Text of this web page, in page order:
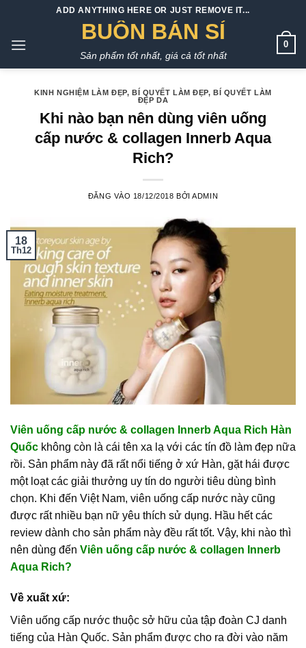
nội
ADD ANYTHING HERE OR JUST REMOVE IT...
BUÔN BÁN SỈ
Sản phẩm tốt nhất, giá cả tốt nhất
0
KINH NGHIỆM LÀM ĐẸP, BÍ QUYẾT LÀM ĐẸP,BÍ QUYẾT LÀM
ĐẸP DA
Khi nào bạn nên dùng viên uống
cấp nước & collagen Innerb Aqua
Rich?
ĐĂNG VÀO 18/12/2018 BỞIADMIN
18
Th12
Viên uống cấp nước & collagen Innerb Aqua Rich Hàn
Quốc không còn là cái tên xa lạ với các tín đồ làm đẹp nữa
rồi. Sản phẩm này đã rất nổi tiếng ở xứ Hàn, gặt hái được
một loạt các giải thưởng uy tín do người tiêu dùng bình
chọn. Khi đến Việt Nam, viên uống cấp nước này cũng
được rất nhiều bạn nữ yêu thích sử dụng. Hầu hết các
review dành cho sản phẩm này đều rất tốt. Vậy, khi nào thì
nên dùng đến Viên uống cấp nước & collagen Innerb
Aqua Rich?
Về xuất xứ:
Viên uống cấp nước thuộc sở hữu của tập đoàn CJ danh
tiếng của Hàn Quốc. Sản phẩm được cho ra đời vào năm